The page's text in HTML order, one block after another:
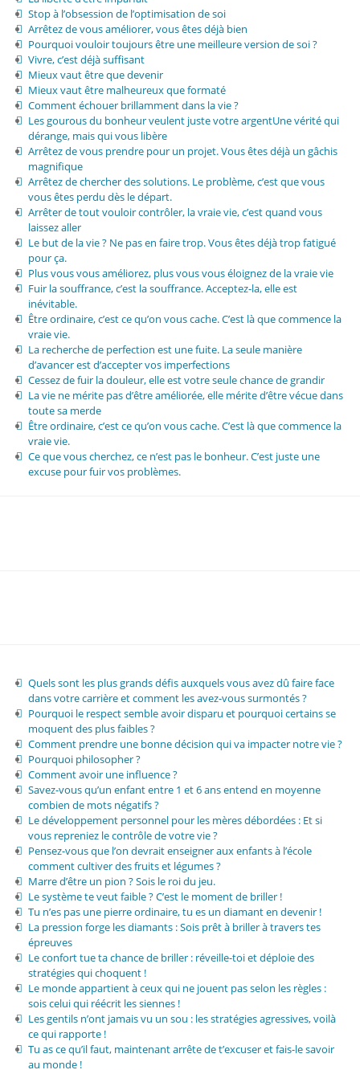
Stop à l’obsession de l’optimisation de soi
Arrêtez de vous améliorer, vous êtes déjà bien
Pourquoi vouloir toujours être une meilleure version de soi ?
Vivre, c’est déjà suffisant
Mieux vaut être que devenir
Mieux vaut être malheureux que formaté
Comment échouer brillamment dans la vie ?
Les gourous du bonheur veulent juste votre argentUne vérité qui
dérange, mais qui vous libère
Arrêtez de vous prendre pour un projet. Vous êtes déjà un gâchis
magnifique
Arrêtez de chercher des solutions. Le problème, c’est que vous
vous êtes perdu dès le départ.
Arrêter de tout vouloir contrôler, la vraie vie, c’est quand vous
laissez aller
Le but de la vie ? Ne pas en faire trop. Vous êtes déjà trop fatigué
pour ça.
Plus vous vous améliorez, plus vous vous éloignez de la vraie vie
Fuir la souffrance, c’est la souffrance. Acceptez-la, elle est
inévitable.
Être ordinaire, c’est ce qu’on vous cache. C’est là que commence la
vraie vie.
La recherche de perfection est une fuite. La seule manière
d’avancer est d’accepter vos imperfections
Cessez de fuir la douleur, elle est votre seule chance de grandir
La vie ne mérite pas d’être améliorée, elle mérite d’être vécue dans
toute sa merde
Être ordinaire, c’est ce qu’on vous cache. C’est là que commence la
vraie vie.
Ce que vous cherchez, ce n’est pas le bonheur. C’est juste une
excuse pour fuir vos problèmes.
Quels sont les plus grands défis auxquels vous avez dû faire face
dans votre carrière et comment les avez-vous surmontés ?
Pourquoi le respect semble avoir disparu et pourquoi certains se
moquent des plus faibles ?
Comment prendre une bonne décision qui va impacter notre vie ?
Pourquoi philosopher ?
Comment avoir une influence ?
Savez-vous qu’un enfant entre 1 et 6 ans entend en moyenne
combien de mots négatifs ?
Le développement personnel pour les mères débordées : Et si
vous repreniez le contrôle de votre vie ?
Pensez-vous que l’on devrait enseigner aux enfants à l’école
comment cultiver des fruits et légumes ?
Marre d’être un pion ? Sois le roi du jeu.
Le système te veut faible ? C’est le moment de briller !
Tu n’es pas une pierre ordinaire, tu es un diamant en devenir !
La pression forge les diamants : Sois prêt à briller à travers tes
épreuves
Le confort tue ta chance de briller : réveille-toi et déploie des
stratégies qui choquent !
Le monde appartient à ceux qui ne jouent pas selon les règles :
sois celui qui réécrit les siennes !
Les gentils n’ont jamais vu un sou : les stratégies agressives, voilà
ce qui rapporte !
Tu as ce qu’il faut, maintenant arrête de t’excuser et fais-le savoir
au monde !